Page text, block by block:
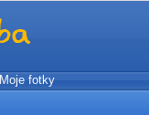
Moje fotky